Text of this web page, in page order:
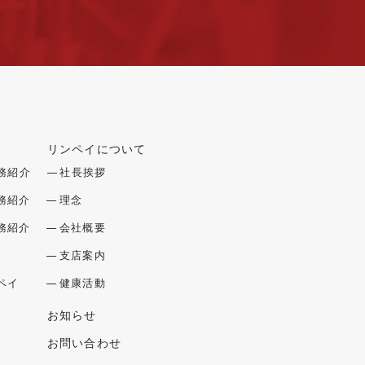
紹介
紹介
紹介
イ
リンペイについて
社長挨拶
理念
会社概要
支店案内
健康活動
お知らせ
お問い合わせ